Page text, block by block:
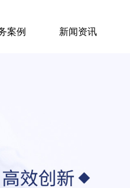
案例 新闻资讯